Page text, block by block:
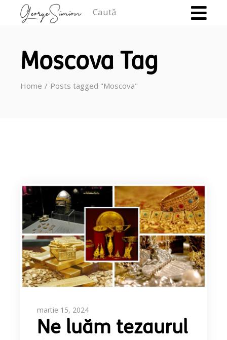
Moscova Tag
Home Posts tagged "Moscova"
martie 15, 2024
Ne luăm tezaurul